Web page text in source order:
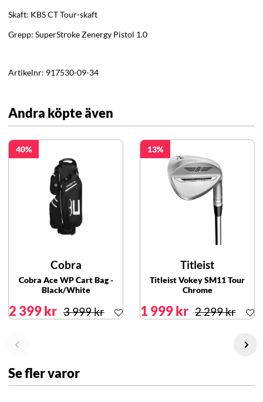
Skaft: KBS CT Tour-skaft
Grepp: SuperStroke Zenergy Pistol 1.0
Artikelnr: 917530-09-34
Andra köpte även
40
Cobra
Cobra Ace WP Cart Bag -
Black/White
2 399 kr 3 999 kr
13
Titleist
Titleist Vokey SM11 Tour
Chrome
1 999 kr 2 299 kr
Se fler varor